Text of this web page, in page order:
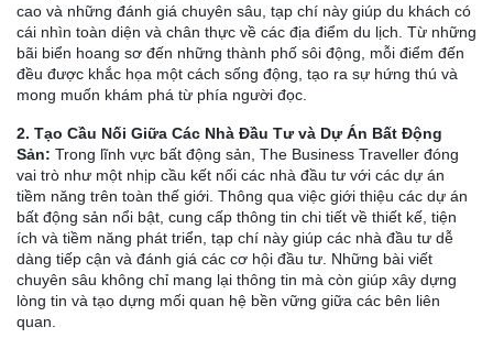
cao và những đánh giá chuyên sâu, tạp chí này giúp du khách có
cái nhìn toàn diện và chân thực về các địa điểm du lịch. Từ những
bãi biển hoang sơ đến những thành phố sôi động, mỗi điểm đến
đều được khắc họa một cách sống động, tạo ra sự hứng thú và
mong muốn khám phá từ phía người đọc.
2. Tạo Cầu Nối Giữa Các Nhà Đầu Tư và Dự Án Bất Động
Sản: Trong lĩnh vực bất động sản, The Business Traveller đóng
vai trò như một nhịp cầu kết nối các nhà đầu tư với các dự án
tiềm năng trên toàn thế giới. Thông qua việc giới thiệu các dự án
bất động sản nổi bật, cung cấp thông tin chi tiết về thiết kế, tiện
ích và tiềm năng phát triển, tạp chí này giúp các nhà đầu tư dễ
dàng tiếp cận và đánh giá các cơ hội đầu tư. Những bài viết
chuyên sâu không chỉ mang lại thông tin mà còn giúp xây dựng
lòng tin và tạo dựng mối quan hệ bền vững giữa các bên liên
quan.